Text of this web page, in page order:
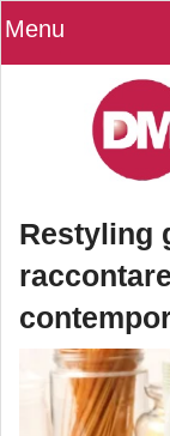
Menu
Restyling